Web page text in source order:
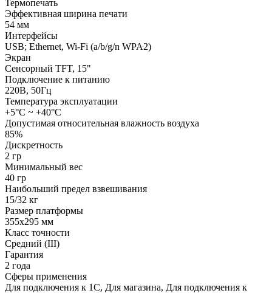
Термопечать
Эффективная ширина печати
54 мм
Интерфейсы
USB; Ethernet, Wi-Fi (a/b/g/n WPA2)
Экран
Сенсорный TFT, 15"
Подключение к питанию
220В, 50Гц
Температура эксплуатации
+5°С ~ +40°С
Допустимая относительная влажность воздуха
85%
Дискретность
2 гр
Минимальный вес
40 гр
Наибольший предел взвешивания
15/32 кг
Размер платформы
355х295 мм
Класс точности
Средний (III)
Гарантия
2 года
Сферы применения
Для подключения к 1С, Для магазина, Для подключения к